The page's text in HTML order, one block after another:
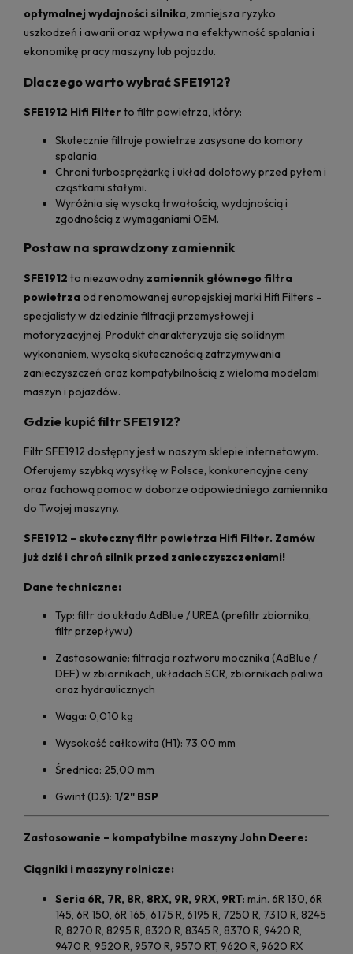
optymalnej wydajności silnika, zmniejsza ryzyko
uszkodzeń i awarii oraz wpływa na efektywność spalania i
ekonomikę pracy maszyny lub pojazdu.
Dlaczego warto wybrać SFE1912?
SFE1912 Hifi Filterto filtr powietrza, który:
Skutecznie filtruje powietrze zasysane do komory
spalania.
Chroni turbosprężarkę i układ dolotowy przed pyłem i
cząstkami stałymi.
Wyróżnia się wysoką trwałością, wydajnością i
zgodnością z wymaganiami OEM.
Postaw na sprawdzony zamiennik
SFE1912 to niezawodny zamiennik głównego filtra
powietrzaod renomowanej europejskiej marki Hifi Filters –
specjalisty w dziedzinie filtracji przemysłowej i
motoryzacyjnej. Produkt charakteryzuje się solidnym
wykonaniem, wysoką skutecznością zatrzymywania
zanieczyszczeń oraz kompatybilnością z wieloma modelami
maszyn i pojazdów.
Gdzie kupić filtr SFE1912?
Filtr SFE1912 dostępny jest w naszym sklepie internetowym.
Oferujemy szybką wysyłkę w Polsce, konkurencyjne ceny
oraz fachową pomoc w doborze odpowiedniego zamiennika
do Twojej maszyny.
SFE1912 – skuteczny filtr powietrza Hifi Filter. Zamów
już dziś i chroń silnik przed zanieczyszczeniami!
Dane techniczne:
Typ: filtr do układu AdBlue / UREA (prefiltr zbiornika,
filtr przepływu)
Zastosowanie: filtracja roztworu mocznika (AdBlue /
DEF) w zbiornikach, układach SCR, zbiornikach paliwa
oraz hydraulicznych
Waga: 0,010 kg
Wysokość całkowita (H1): 73,00 mm
Średnica: 25,00 mm
Gwint (D3): 1/2" BSP
Zastosowanie – kompatybilne maszynyJohn Deere:
Ciągniki i maszyny rolnicze:
Seria 6R, 7R, 8R, 8RX, 9R, 9RX, 9RT: m.in. 6R 130, 6R
145, 6R 150, 6R 165, 6175 R, 6195 R, 7250 R, 7310 R, 8245
R, 8270 R, 8295 R, 8320 R, 8345 R, 8370 R, 9420 R,
9470 R, 9520 R, 9570 R, 9570 RT, 9620 R, 9620 RX